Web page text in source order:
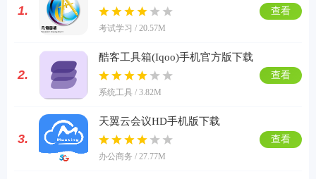
1.
考试学习 / 20.57M
查看
2.
酷客工具箱(Iqoo)手机官方版下载
系统工具 / 3.82M
查看
3.
天翼云会议HD手机版下载
办公商务 / 27.77M
查看